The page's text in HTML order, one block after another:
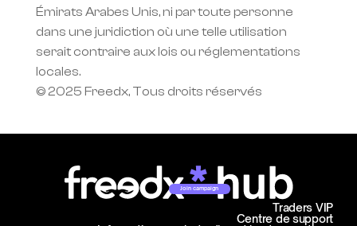
Émirats Arabes Unis, ni par toute personne
dans une juridiction où une telle utilisation
serait contraire aux lois ou réglementations
locales.
© 2025 Freedx, Tous droits réservés
Join campaign
Centre de support
Traders VIP